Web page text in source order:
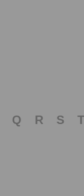
Q R S T